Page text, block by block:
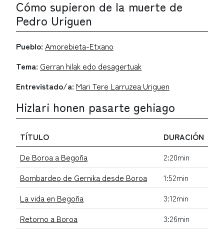
Cómo supieron de la muerte de
Pedro Uriguen
Pueblo: Amorebieta-Etxano
Tema: Gerran hilak edo desagertuak
Entrevistado/a: Mari Tere Larruzea Uriguen
Hizlari honen pasarte gehiago
TÍTULO
DURACIÓN
De Boroa a Begoña
2:20min
Bombardeo de Gernika desde Boroa
1:52min
La vida en Begoña
3:12min
Retorno a Boroa
3:26min